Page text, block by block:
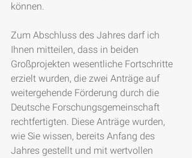
können.
Zum Abschluss des Jahres darf ich
Ihnen mitteilen, dass in beiden
Großprojekten wesentliche Fortschritte
erzielt wurden, die zwei Anträge auf
weitergehende Förderung durch die
Deutsche Forschungsgemeinschaft
rechtfertigten. Diese Anträge wurden,
wie Sie wissen, bereits Anfang des
Jahres gestellt und mit wertvollen